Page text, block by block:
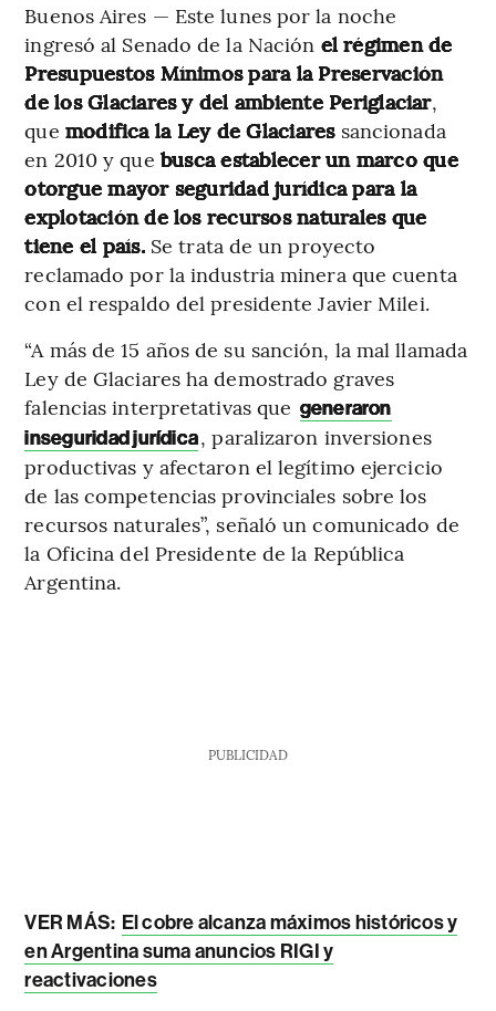
Buenos Aires — Este lunes por la noche
ingresó al Senado de la Nación el régimen de
Presupuestos Mínimos para la Preservación
de los Glaciares y del ambiente Periglaciar,
que modifica la Ley de Glaciares sancionada
en 2010 y que busca establecer un marco que
otorgue mayor seguridad jurídica para la
explotación de los recursos naturales que
tiene el país. Se trata de un proyecto
reclamado por la industria minera que cuenta
con el respaldo del presidente Javier Milei.
“A más de 15 años de su sanción, la mal llamada
Ley de Glaciares ha demostrado graves
falencias interpretativas que generaron
inseguridad jurídica, paralizaron inversiones
productivas y afectaron el legítimo ejercicio
de las competencias provinciales sobre los
recursos naturales”, señaló un comunicado de
la Oficina del Presidente de la República
Argentina.
PUBLICIDAD
VER MÁS: El cobre alcanza máximos históricos y
en Argentina suma anuncios RIGI y
reactivaciones